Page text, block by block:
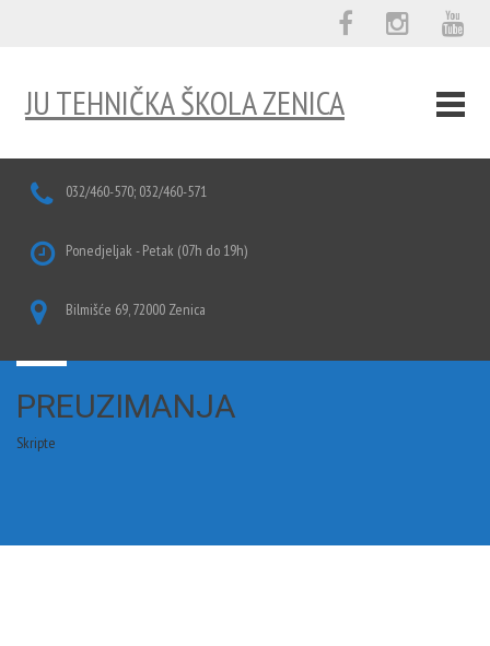
JU TEHNIČKA ŠKOLA ZENICA
032/460-570; 032/460-571
Ponedjeljak - Petak (07h do 19h)
Bilmišće 69, 72000 Zenica
PREUZIMANJA
Skripte